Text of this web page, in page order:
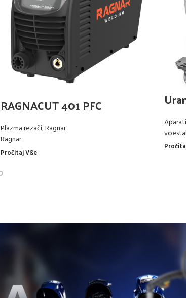
RAGNACUT 401 PFC
Plazma rezači,Ragnar
Ragnar
Pročitaj Više